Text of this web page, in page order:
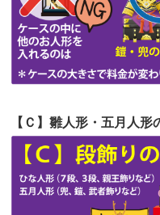
第52回人形供養祭
第51回人形供養祭
第50回人形供養祭
第49回人形供養祭
第48回人形供養祭
第47回人形供養祭
【Ｃ】雛人形・五月人形